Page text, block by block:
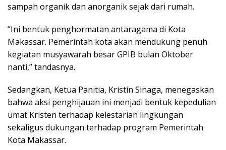
sampah organik dan anorganik sejak dari rumah.
“Ini bentuk penghormatan antaragama di Kota
Makassar. Pemerintah kota akan mendukung penuh
kegiatan musyawarah besar GPIB bulan Oktober
nanti,” tandasnya.
Sedangkan, Ketua Panitia, Kristin Sinaga, menegaskan
bahwa aksi penghijauan ini menjadi bentuk kepedulian
umat Kristen terhadap kelestarian lingkungan
sekaligus dukungan terhadap program Pemerintah
Kota Makassar.